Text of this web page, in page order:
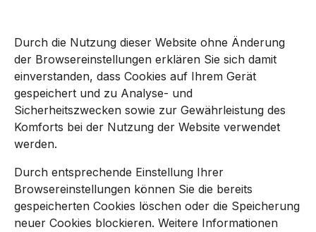
Durch die Nutzung dieser Website ohne Änderung
der Browsereinstellungen erklären Sie sich damit
einverstanden, dass Cookies auf Ihrem Gerät
gespeichert und zu Analyse- und
Sicherheitszwecken sowie zur Gewährleistung des
Komforts bei der Nutzung der Website verwendet
werden.
Durch entsprechende Einstellung Ihrer
Browsereinstellungen können Sie die bereits
gespeicherten Cookies löschen oder die Speicherung
neuer Cookies blockieren. Weitere Informationen